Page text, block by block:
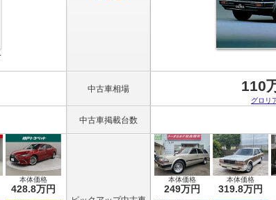
中古車相場 110
グロリ
中古車掲載台数
本体価格
428.8万円
本体価格
249万円
本体価格
319.8万円